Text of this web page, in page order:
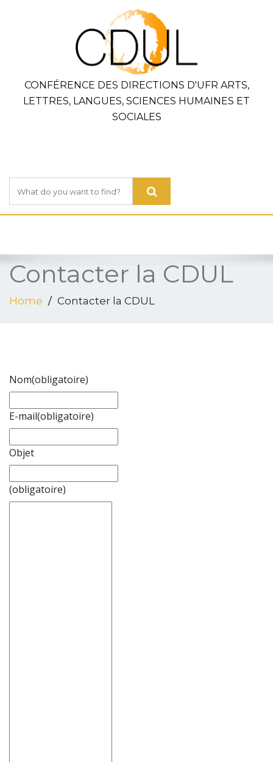
CONFÉRENCE DES DIRECTIONS D'UFR ARTS,
LETTRES, LANGUES, SCIENCES HUMAINES ET
SOCIALES
Contacter la CDUL
Home Contacter la CDUL
Nom(obligatoire)
E-mail(obligatoire)
Objet
(obligatoire)